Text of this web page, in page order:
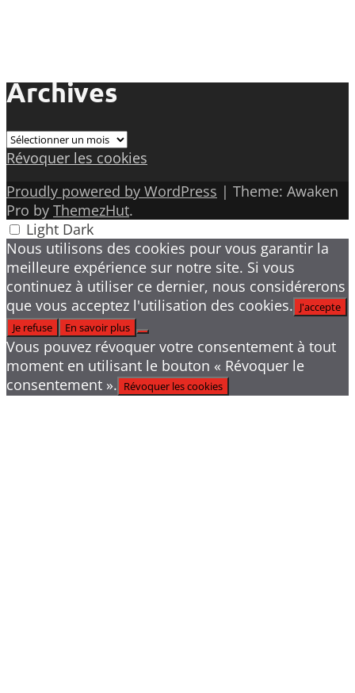
Archives
Archives
Révoquer les cookies
Proudly powered by WordPress | Theme: Awaken
Pro by ThemezHut.
Light Dark
Nous utilisons des cookies pour vous garantir la
meilleure expérience sur notre site. Si vous
continuez à utiliser ce dernier, nous considérerons
que vous acceptez l'utilisation des cookies. J'accepte
Je refuse
En savoir plus
Vous pouvez révoquer votre consentement à tout
moment en utilisant le bouton « Révoquer le
consentement ». Révoquer les cookies